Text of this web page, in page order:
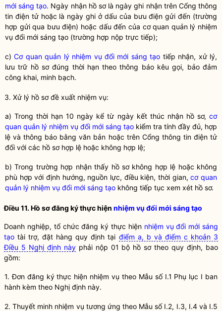
mới sáng tạo. Ngày nhận hồ sơ là ngày ghi nhận trên Cổng thông
tin điện tử hoặc là ngày ghi ở dấu của bưu điện gửi đến (trường
hợp gửi qua bưu điện) hoặc dấu đến của cơ quan quản lý nhiệm
vụ đổi mới sáng tạo (trường hợp nộp trực tiếp);
c)Cơ quan quản lý nhiệm vụ đổi mới sáng tạo tiếp nhận, xử lý,
lưu trữ hồ sơ đúng thời hạn theo thông báo kêu gọi, bảo đảm
công khai, minh bạch.
3. Xử lý hồ sơ đề xuất nhiệm vụ:
a) Trong thời hạn 10 ngày kể từ ngày kết thúc nhận hồ sơ, cơ
quan quản lý nhiệm vụ đổi mới sáng tạo kiểm tra tính đầy đủ, hợp
lệ và thông báo bằng văn bản hoặc trên Cổng thông tin điện tử
đối với các hồ sơ hợp lệ hoặc không hợp lệ;
b) Trong trường hợp nhận thấy hồ sơ không hợp lệ hoặc không
phù hợp với định hướng, nguồn lực, điều kiện, thời gian,cơ quan
quản lý nhiệm vụ đổi mới sáng tạo không tiếp tục xem xét hồ sơ.
Điều 11. Hồ sơ đăng ký thực hiện nhiệm vụ đổi mới sáng tạo
Doanh nghiệp, tổ chức đăng ký thực hiện nhiệm vụ đổi mới sáng
tạo tài trợ, đặt hàng quy định tại điểm a, b và điểm c khoản 3
Điều 5 Nghị định nàyphải nộp 01 bộ hồ sơ theo quy định, bao
gồm:
1. Đơn đăng ký thực hiện nhiệm vụ theo Mẫu số I.1 Phụ lục I ban
hành kèm theo Nghị định này.
2. Thuyết minh nhiệm vụ tương ứng theo Mẫu số I.2, I.3, I.4 và I.5